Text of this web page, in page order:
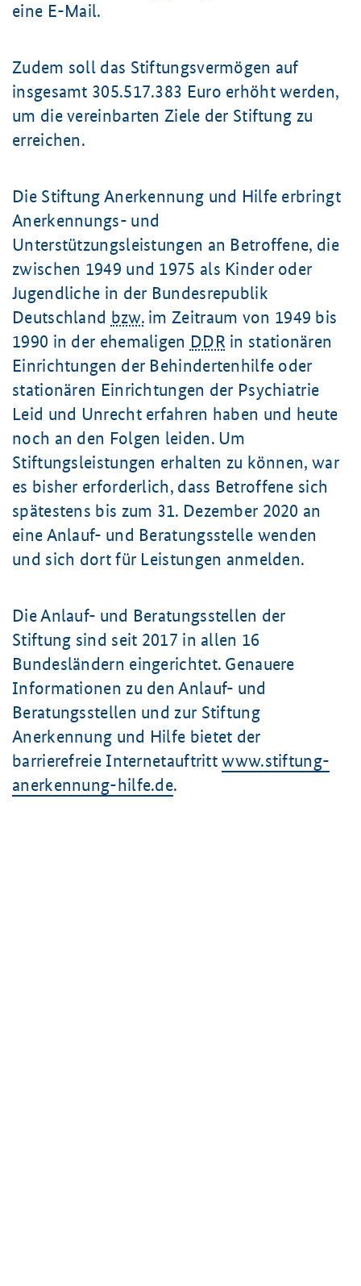
eine E-Mail.
Zudem soll das Stiftungsvermögen auf
insgesamt 305.517.383 Euro erhöht werden,
um die vereinbarten Ziele der Stiftung zu
erreichen.
Die Stiftung Anerkennung und Hilfe erbringt
Anerkennungs- und
Unterstützungsleistungen an Betroffene, die
zwischen 1949 und 1975 als Kinder oder
Jugendliche in der Bundesrepublik
Deutschland bzw.im Zeitraum von 1949 bis
1990 in der ehemaligen DDR in stationären
Einrichtungen der Behindertenhilfe oder
stationären Einrichtungen der Psychiatrie
Leid und Unrecht erfahren haben und heute
noch an den Folgen leiden. Um
Stiftungsleistungen erhalten zu können, war
es bisher erforderlich, dass Betroffene sich
spätestens bis zum 31. Dezember 2020 an
eine Anlauf- und Beratungsstelle wenden
und sich dort für Leistungen anmelden.
Die Anlauf- und Beratungsstellen der
Stiftung sind seit 2017 in allen 16
Bundesländern eingerichtet. Genauere
Informationen zu den Anlauf- und
Beratungsstellen und zur Stiftung
Anerkennung und Hilfe bietet der
barrierefreie Internetauftrittwww.stiftung-
anerkennung-hilfe.de.